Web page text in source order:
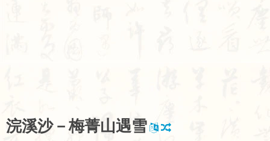
浣溪沙－梅菁山遇雪